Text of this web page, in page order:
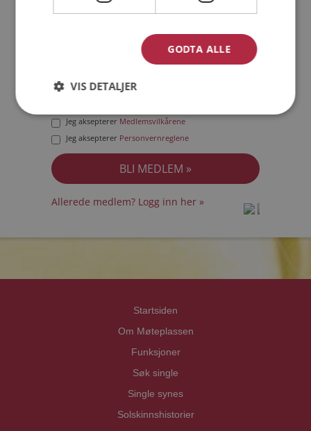
Jeg aksepterer Medlemsvilkårene
Jeg aksepterer Personvernreglene
Allerede medlem? Logg inn her »
Startsiden
Om Møteplassen
Funksjoner
Søk single
Single synes
Solskinnshistorier
GODTA ALLE
VIS DETALJER